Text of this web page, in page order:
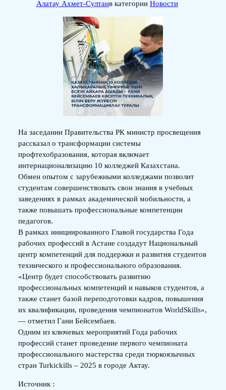
Алатау Ахмет-Султанв категории Новости
На заседании Правительства РК министр просвещения
рассказал о трансформации системы
профтехобразования, которая включает
интернационализацию 10 колледжей Казахстана.
Обмен опытом с зарубежными колледжами позволит
студентам совершенствовать свои знания в учебных
заведениях в рамках академической мобильности, а
также повышать профессиональные компетенции
педагогов.
В рамках инициированного Главой государства Года
рабочих профессий в Астане создадут Национальный
центр компетенций для поддержки и развития студентов
технического и профессионального образования.
«Центр будет способствовать развитию
профессиональных компетенций и навыков студентов, а
также станет базой переподготовки кадров, повышения
их квалификации, проведения чемпионатов WorldSkills»,
— отметил Гани Бейсембаев.
Одним из ключевых мероприятий Года рабочих
профессий станет проведение первого чемпионата
профессионального мастерства среди тюркоязычных
стран Turkісkills – 2025 в городе Актау.
Источник :